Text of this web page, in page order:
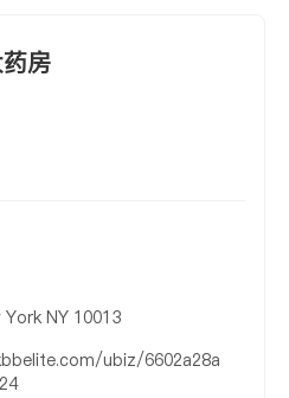
房
St. New York NY 10013
ubiz/6602a28a